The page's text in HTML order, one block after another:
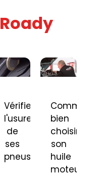
Roady
Vérifier
l'usure
de
ses
pneus
Comment
bien
choisir
son
huile
moteur